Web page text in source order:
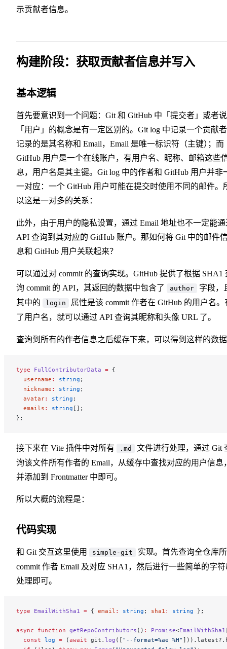
示贡献者信息。
构建阶段：获取贡献者信息并写入
基本逻辑
首先要意识到一个问题：Git 和 GitHub 中「提交者」或者说
「用户」的概念是有一定区别的。Git log 中记录一个贡献
记录的是其名称和 Email，Email 是唯一标识符（主键）； 而
GitHub 用户是一个在线账户，有用户名、昵称、邮箱这些
息，用户名是其主键。Git log 中的作者和 GitHub 用户并非
一对应：一个 GitHub 用户可能在提交时使用不同的邮件。
以这是一对多的关系：
此外，由于用户的隐私设置，通过 Email 地址也不一定能
API 查询到其对应的 GitHub 账户。那如何将 Git 中的邮件
息和 GitHub 用户关联起来？
可以通过对 commit 的查询实现。GitHub 提供了根据 SHA1
询 commit 的 API，其返回的数据中包含了 author
字段，
其中的
login
属性是该 commit 作者在 GitHub 的用户名。
了用户名，就可以通过 API 查询其昵称和头像 URL 了。
查询到所有的作者信息之后缓存下来，可以得到这样的数
type FullContributorData = {
  username
: string ;
  nickname
: string ;
  avatar
: string ;
  emails
: string [];
};
接下来在 Vite 插件中对所有 .md
文件进行处理，通过 Git
询该文件所有作者的 Email，从缓存中查找对应的用户信息
并添加到 Frontmatter 中即可。
所以大概的流程是：
代码实现
和 Git 交互这里使用 simple-git
实现。首先查询全仓库
commit 作者 Email 及对应 SHA1，然后进行一些简单的字
处理即可。
type EmailWithSha1 = { email : string ; sha1 : string };
async function getRepoContributors () : Promise<EmailWithSha1
  const
log = (await git. log ([ "--format=%ae %H"